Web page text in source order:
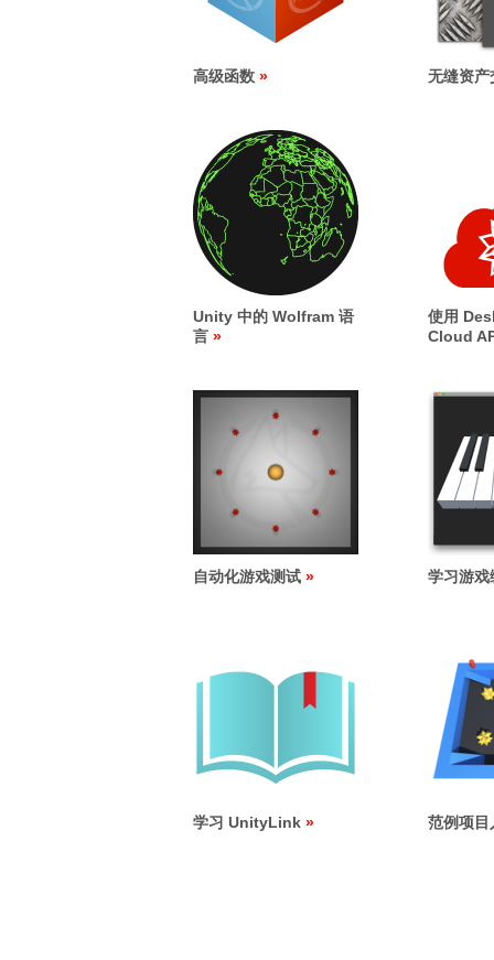
高级函数 无缝资产
Unity 中的 Wolfram 语
言
使用
Cloud
自动化游戏测试 学习游戏
学习 UnityLink 范例项目